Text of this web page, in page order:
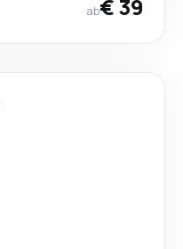
ab€ 39